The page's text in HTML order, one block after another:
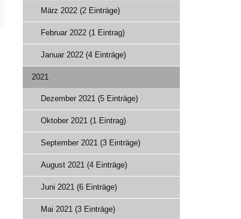
März 2022 (2 Einträge)
Februar 2022 (1 Eintrag)
Januar 2022 (4 Einträge)
2021
Dezember 2021 (5 Einträge)
Oktober 2021 (1 Eintrag)
September 2021 (3 Einträge)
August 2021 (4 Einträge)
Juni 2021 (6 Einträge)
Mai 2021 (3 Einträge)